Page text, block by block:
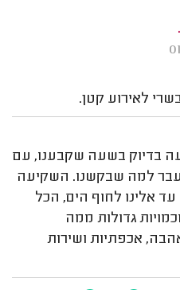
לאירוע קטן.
בדיוק בשעה שקבענו, עם
למה שבקשנו. השקיעה
אלינו לחוף הים, הכל
גדולות ממה
אכפתיות ושירות